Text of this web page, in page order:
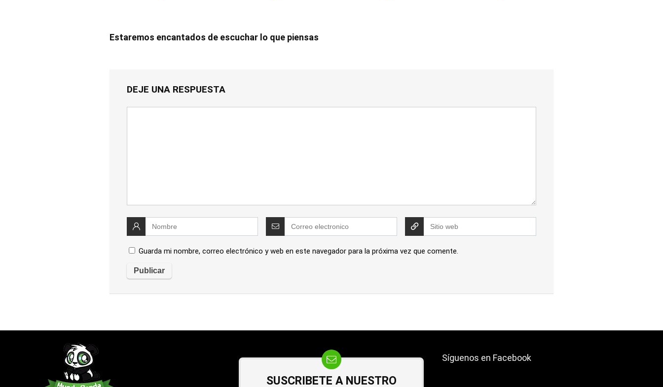
Estaremos encantados de escuchar lo que piensas
DEJE UNA RESPUESTA
Guarda mi nombre, correo electrónico y web en este navegador para la próxima vez que comente.
SUSCRIBETE A NUESTRO
Síguenos en Facebook